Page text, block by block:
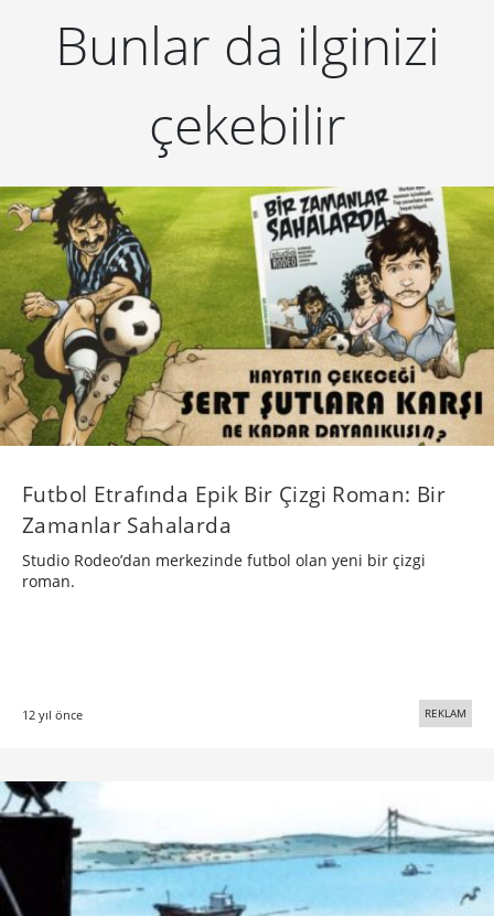
Bunlar da ilginizi
çekebilir
Futbol Etrafında Epik Bir Çizgi Roman: Bir
Zamanlar Sahalarda
Studio Rodeo’dan merkezinde futbol olan yeni bir çizgi
roman.
12 yıl önce REKLAM